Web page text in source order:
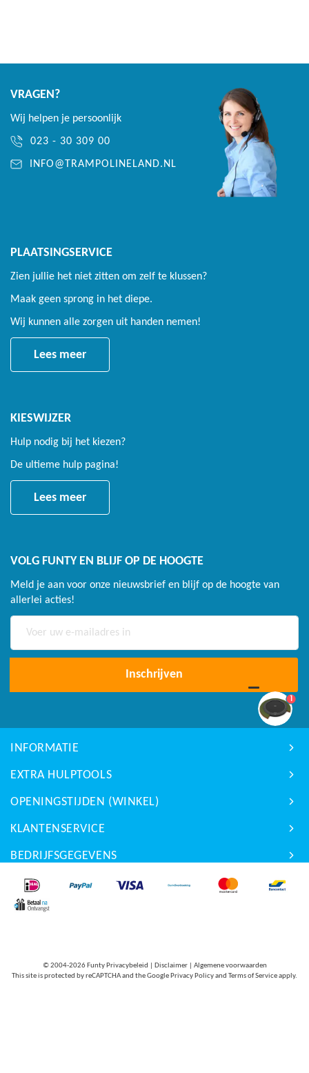
VRAGEN?
Wij helpen je persoonlijk
023 - 30 309 00
INFO@TRAMPOLINELAND.NL
PLAATSINGSERVICE
Zien jullie het niet zitten om zelf te klussen?
Maak geen sprong in het diepe.
Wij kunnen alle zorgen uit handen nemen!
Lees meer
KIESWIJZER
Hulp nodig bij het kiezen?
De ultieme hulp pagina!
Lees meer
VOLG FUNTY EN BLIJF OP DE HOOGTE
Meld je aan voor onze nieuwsbrief en blijf op de hoogte van
allerlei acties!
op
Inschrijven
INFORMATIE
EXTRA HULPTOOLS
OPENINGSTIJDEN (WINKEL)
KLANTENSERVICE
BEDRIJFSGEGEVENS
© 2004-2026 Funty Privacybeleid Disclaimer| Algemene voorwaarden
This site is protected by reCAPTCHA and the Google Privacy Policyand Terms of Serviceapply.
1